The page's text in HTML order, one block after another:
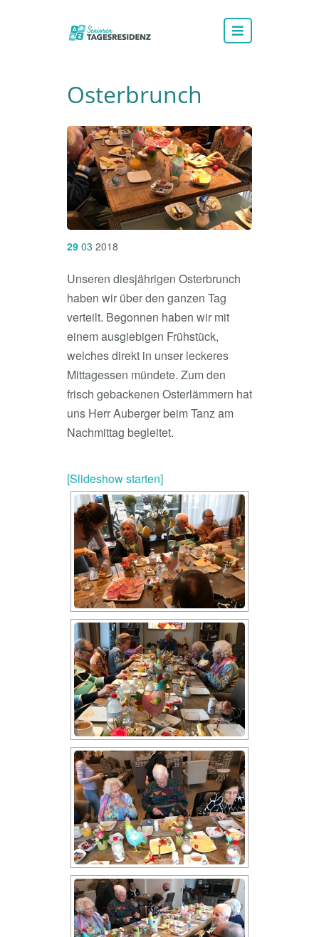
Osterbrunch
29 03 2018
Unseren diesjährigen Osterbrunch
haben wir über den ganzen Tag
verteilt. Begonnen haben wir mit
einem ausgiebigen Frühstück,
welches direkt in unser leckeres
Mittagessen mündete. Zum den
frisch gebackenen Osterlämmern hat
uns Herr Auberger beim Tanz am
Nachmittag begleitet.
[Slideshow starten]